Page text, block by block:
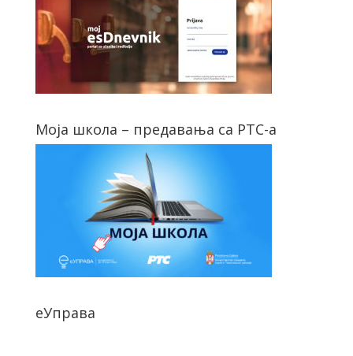
Моја школа – предавања са РТС-а
еУправа